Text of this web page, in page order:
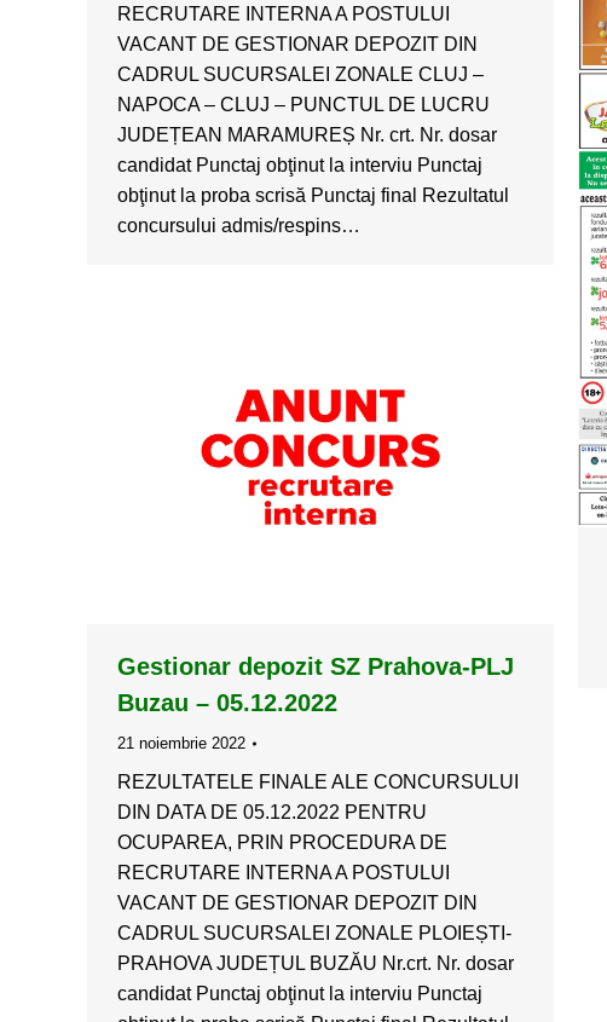
RECRUTARE INTERNA A POSTULUI
VACANT DE GESTIONAR DEPOZIT DIN
CADRUL SUCURSALEI ZONALE CLUJ –
NAPOCA – CLUJ – PUNCTUL DE LUCRU
JUDEȚEAN MARAMUREȘ Nr. crt. Nr. dosar
candidat Punctaj obţinut la interviu Punctaj
obţinut la proba scrisă Punctaj final Rezultatul
concursului admis/respins…
Gestionar depozit SZ Prahova-PLJ
Buzau – 05.12.2022
21 noiembrie 2022
REZULTATELE FINALE ALE CONCURSULUI
DIN DATA DE 05.12.2022 PENTRU
OCUPAREA, PRIN PROCEDURA DE
RECRUTARE INTERNA A POSTULUI
VACANT DE GESTIONAR DEPOZIT DIN
CADRUL SUCURSALEI ZONALE PLOIEȘTI-
PRAHOVA JUDEȚUL BUZĂU Nr.crt. Nr. dosar
candidat Punctaj obţinut la interviu Punctaj